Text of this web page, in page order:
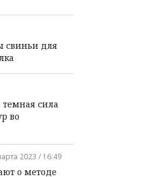
свиньи для
сила
во
2023 / 16:49
о методе